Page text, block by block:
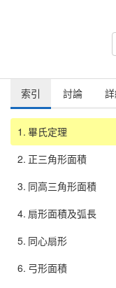
索引 討論
1. 畢氏定理
2. 正三角形面積
3. 同高三角形面積
4. 扇形面積及弧長
5. 同心扇形
6. 弓形面積